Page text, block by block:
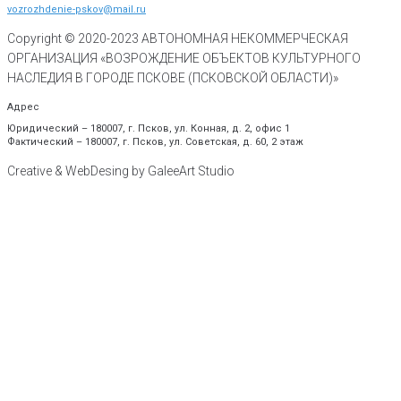
vozrozhdenie-pskov@mail.ru
Copyright © 2020-2023 АВТОНОМНАЯ НЕКОММЕРЧЕСКАЯ
ОРГАНИЗАЦИЯ «ВОЗРОЖДЕНИЕ ОБЪЕКТОВ КУЛЬТУРНОГО
НАСЛЕДИЯ В ГОРОДЕ ПСКОВЕ (ПСКОВСКОЙ ОБЛАСТИ)»
Адрес
Юридический – 180007, г. Псков, ул. Конная, д. 2, офис 1
Фактический – 180007, г. Псков, ул. Советская, д. 60, 2 этаж
Creative & WebDesing by GaleeArt Studio